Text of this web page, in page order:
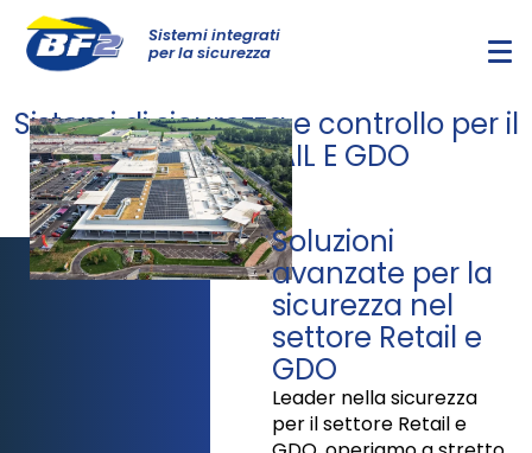
Sistemi integrati
per la sicurezza
Sistemi di sicurezza e controllo per il
settore RETAIL E GDO
Soluzioni
avanzate per la
sicurezza nel
settore Retail e
GDO
Leader nella sicurezza
per il settore Retail e